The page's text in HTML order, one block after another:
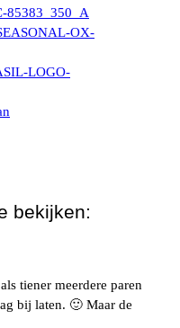
bekijken:
tiener meerdere paren
bij laten. 🙂 Maar de